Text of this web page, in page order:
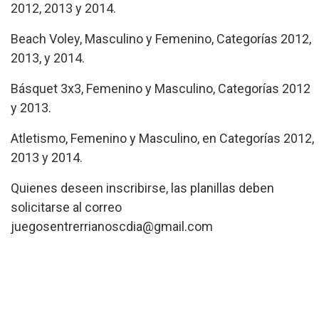
2012, 2013 y 2014.
Beach Voley, Masculino y Femenino, Categorías 2012,
2013, y 2014.
Básquet 3x3, Femenino y Masculino, Categorías 2012
y 2013.
Atletismo, Femenino y Masculino, en Categorías 2012,
2013 y 2014.
Quienes deseen inscribirse, las planillas deben
solicitarse al correo
juegosentrerrianoscdia@gmail.com